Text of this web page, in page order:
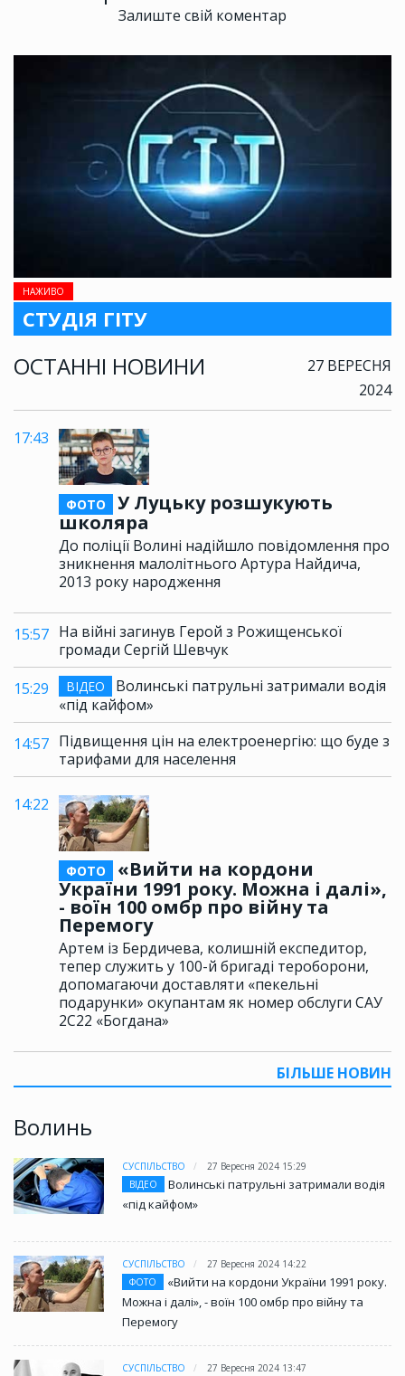
НАЖИВО
СТУДІЯ ГІТУ
ОСТАННІ НОВИНИ
27 ВЕРЕСНЯ
2024
17:43
ФОТО
У Луцьку розшукують
школяра
До поліції Волині надійшло повідомлення про
зникнення малолітнього Артура Найдича,
2013 року народження
15:57 На війні загинув Герой з Рожищенської
громади Сергій Шевчук
15:29
ВІДЕО
Волинські патрульні затримали водія
«під кайфом»
14:57 Підвищення цін на електроенергію: що буде з
тарифами для населення
14:22
ФОТО
«Вийти на кордони
України 1991 року. Можна і далі»,
- воїн 100 омбр про війну та
Перемогу
Артем із Бердичева, колишній експедитор,
тепер служить у 100-й бригаді тероборони,
допомагаючи доставляти «пекельні
подарунки» окупантам як номер обслуги САУ
2С22 «Богдана»
БІЛЬШЕ НОВИН
Волинь
СУСПІЛЬСТВО
27 Вересня 2024 15:29
ВІДЕО
Волинські патрульні затримали водія
«під кайфом»
СУСПІЛЬСТВО
27 Вересня 2024 14:22
ФОТО
«Вийти на кордони України 1991 року.
Можна і далі», - воїн 100 омбр про війну та
Перемогу
СУСПІЛЬСТВО 27 Вересня 2024 13:47
Залиште свій коментар